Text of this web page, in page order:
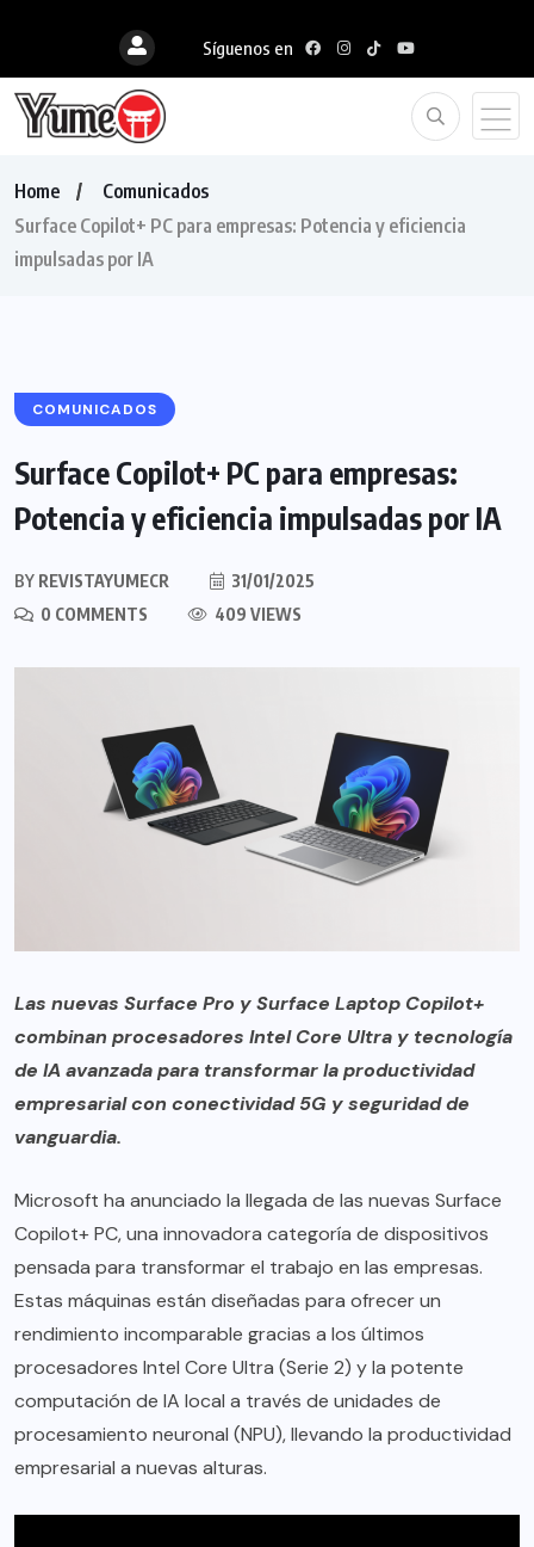
Síguenos en
Home
Comunicados
Surface Copilot+ PC para empresas: Potencia y eficiencia
impulsadas por IA
COMUNICADOS
Surface Copilot+ PC para empresas:
Potencia y eficiencia impulsadas por IA
BY REVISTAYUMECR
31/01/2025
0 COMMENTS
409 VIEWS
Las nuevas Surface Pro y Surface Laptop Copilot+
combinan procesadores Intel Core Ultra y tecnología
de IA avanzada para transformar la productividad
empresarial con conectividad 5G y seguridad de
vanguardia.
Microsoft ha anunciado la llegada de las nuevas Surface
Copilot+ PC, una innovadora categoría de dispositivos
pensada para transformar el trabajo en las empresas.
Estas máquinas están diseñadas para ofrecer un
rendimiento incomparable gracias a los últimos
procesadores Intel Core Ultra (Serie 2) y la potente
computación de IA local a través de unidades de
procesamiento neuronal (NPU), llevando la productividad
empresarial a nuevas alturas.